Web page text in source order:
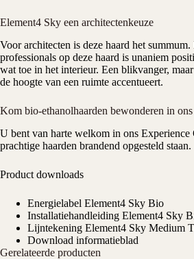
Element4 Sky een architectenkeuze
Voor architecten is deze haard het
professionals op deze haard is unaniem
wat toe in het interieur. Een blikvanger,
de hoogte van een ruimte accentueert.
Kom bio-ethanolhaarden bewonderen in
U bent van harte welkom in ons Experience
prachtige haarden brandend opgesteld staan.
Product downloads
Energielabel Element4 Sky Bio
Installatiehandleiding Element4 Sky
Lijntekening Element4 Sky Medium
Download informatieblad
Gerelateerde producten